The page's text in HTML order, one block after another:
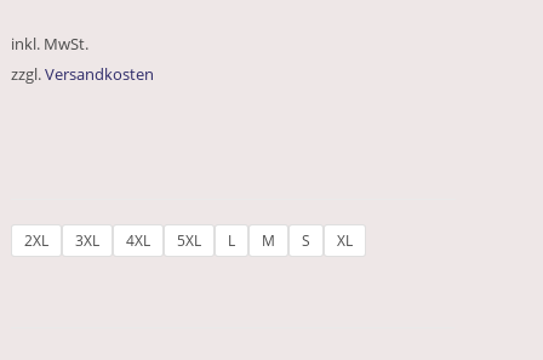
inkl. MwSt.
zzgl.Versandkosten
2XL 3XL 4XL 5XL L M S XL